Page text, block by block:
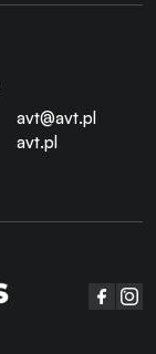
avt@avt.pl
avt.pl